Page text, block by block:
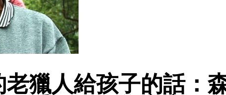
獵人給孩子的話：